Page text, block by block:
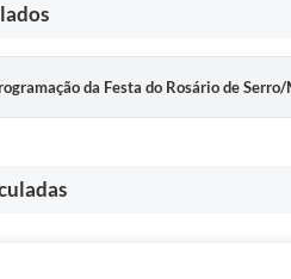
da Festa do Rosário de